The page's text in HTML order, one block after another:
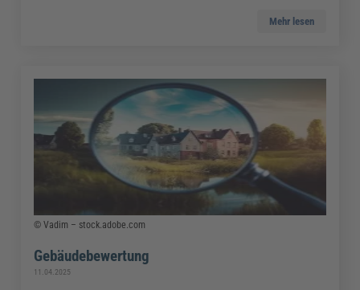
Mehr lesen
© Vadim – stock.adobe.com
Gebäudebewertung
11.04.2025